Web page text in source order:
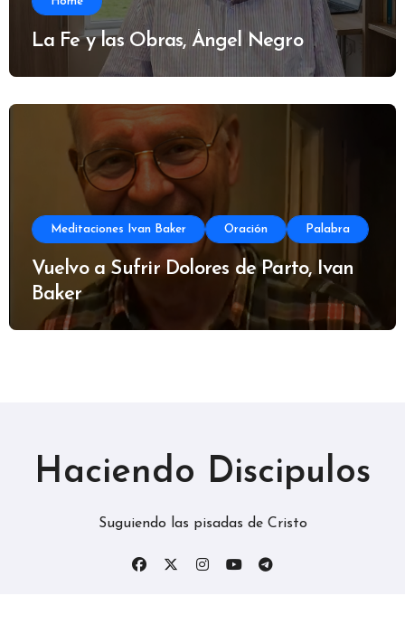
La Fe y las Obras, Ángel Negro
Meditaciones Ivan Baker Oración Palabra
Vuelvo a Sufrir Dolores de Parto, Ivan
Baker
Haciendo Discipulos
Suguiendo las pisadas de Cristo